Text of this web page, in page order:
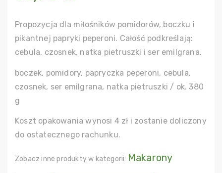
Propozycja dla miłośników pomidorów, boczku i
pikantnej papryki peperoni. Całość podkreślają:
cebula, czosnek, natka pietruszki i ser emilgrana.
boczek, pomidory, papryczka peperoni, cebula,
czosnek, ser emilgrana, natka pietruszki / ok. 380
g
Koszt opakowania wynosi 4 zł i zostanie doliczony
do ostatecznego rachunku.
Zobacz inne produkty w kategorii: Makarony